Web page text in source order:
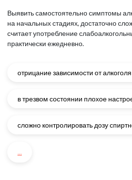
Выявить самостоятельно симптомы
на начальных стадиях, достаточно
считает употребление
практически ежедневно.
отрицание зависимости от алкоголя
в трезвом состоянии плохое
сложно контролировать дозу
...